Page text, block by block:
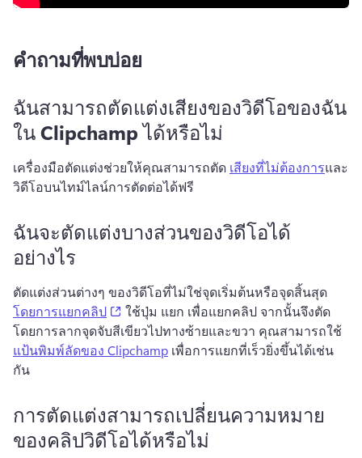
คำถามที่พบบ่อย
ฉันสามารถตัดแต่งเสียงของวิดีโอของฉัน
ใน Clipchamp ได้หรือไม่
เครื่องมือตัดแต่งช่วยให้คุณสามารถตัด เสียงที่ไม่ต้องการและ
วิดีโอบนไทม์ไลน์การตัดต่อได้ฟรี
ฉันจะตัดแต่งบางส่วนของวิดีโอได้
อย่างไร
ตัดแต่งส่วนต่างๆ ของวิดีโอที่ไม่ใช่จุดเริ่มต้นหรือจุดสิ้นสุด
โดยการแยกคลิป
(opens in a new tab)
ใช้ปุ่ม แยก เพื่อแยกคลิป จากนั้นจึงตัด
โดยการลากจุดจับสีเขียวไปทางซ้ายและขวา คุณสามารถใช้
แป้นพิมพ์ลัดของ Clipchamp เพื่อการแยกที่เร็วยิ่งขึ้นได้เช่น
กัน
การตัดแต่งสามารถเปลี่ยนความหมาย
ของคลิปวิดีโอได้หรือไม่